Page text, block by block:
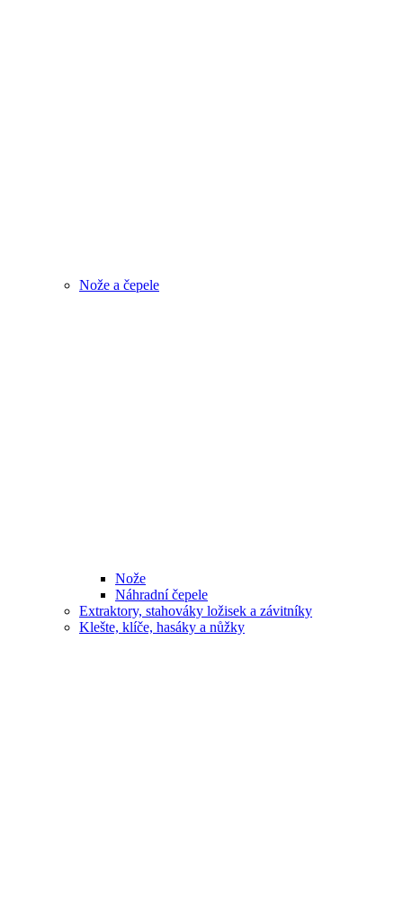
Nože a čepele
Nože
Náhradní čepele
Extraktory, stahováky ložisek a závitníky
Klešte, klíče, hasáky a nůžky